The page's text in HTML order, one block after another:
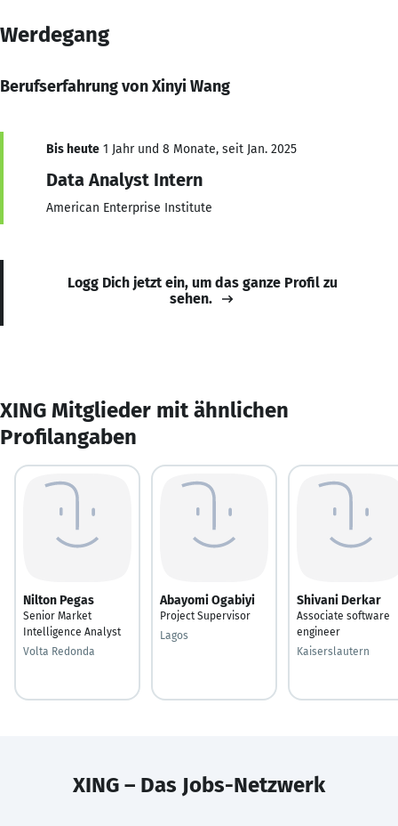
Werdegang
Berufserfahrung von Xinyi Wang
Bis heute 1 Jahr und 8 Monate, seit Jan. 2025
Data Analyst Intern
American Enterprise Institute
Logg Dich jetzt ein, um das ganze Profil zu
sehen.
XING Mitglieder mit ähnlichen
Profilangaben
Nilton Pegas
Senior Market
Intelligence Analyst
Volta Redonda
Abayomi Ogabiyi
Project Supervisor
Lagos
Shivani Derkar
Associate software
engineer
Kaiserslautern
XING – Das Jobs-Netzwerk